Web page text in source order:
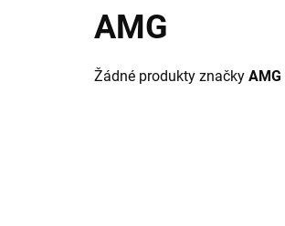
AMG
Žádné produkty značky AMG